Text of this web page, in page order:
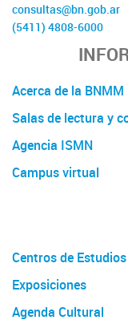
consultas@bn.gob.ar
(5411) 4808-6000
Acerca de la BNMM
Salas de lectura y
Agencia ISMN
Campus virtual
Centros de Estudios
Exposiciones
Agenda Cultural